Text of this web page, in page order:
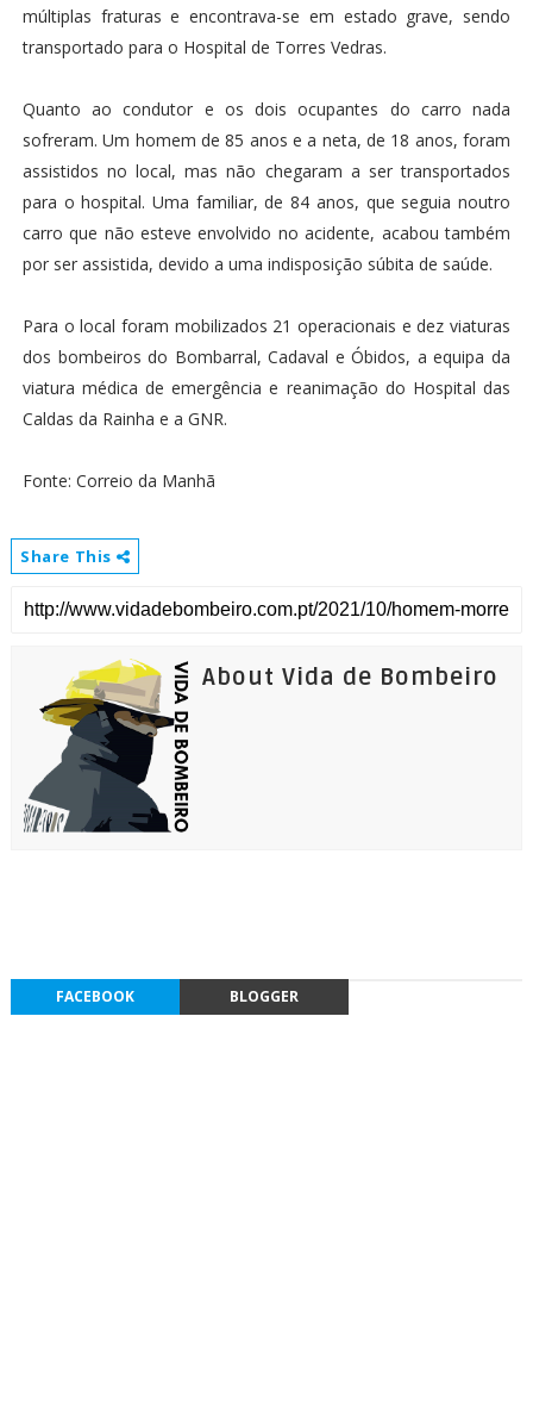
múltiplas fraturas e encontrava-se em estado grave, sendo
transportado para o Hospital de Torres Vedras.
Quanto ao condutor e os dois ocupantes do carro nada
sofreram. Um homem de 85 anos e a neta, de 18 anos, foram
assistidos no local, mas não chegaram a ser transportados
para o hospital. Uma familiar, de 84 anos, que seguia noutro
carro que não esteve envolvido no acidente, acabou também
por ser assistida, devido a uma indisposição súbita de saúde.
Para o local foram mobilizados 21 operacionais e dez viaturas
dos bombeiros do Bombarral, Cadaval e Óbidos, a equipa da
viatura médica de emergência e reanimação do Hospital das
Caldas da Rainha e a GNR.
Fonte: Correio da Manhã
Share This
About Vida de Bombeiro
FACEBOOK BLOGGER